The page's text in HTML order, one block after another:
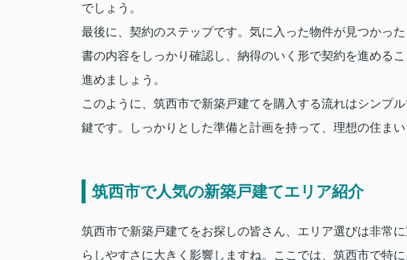
でしょう。
最後に、契約のステップです。気に入った物件が見つかっ
書の内容をしっかり確認し、納得のいく形で契約を進める
進めましょう。
このように、筑西市で新築戸建てを購入する流れはシンプ
鍵です。しっかりとした準備と計画を持って、理想の住まい
筑西市で人気の新築戸建てエリア紹介
筑西市で新築戸建てをお探しの皆さん、エリア選びは非常
らしやすさに大きく影響しますね。ここでは、筑西市で特